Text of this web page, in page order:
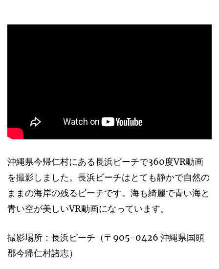
沖縄県今帰仁村にある長浜ビーチで360度VR動画
を撮影しました。長浜ビーチはとても静かで自然の
ままの海岸の残るビーチです。海も綺麗で青い海と
青い空が美しいVR動画になっています。
撮影場所：長浜ビーチ（〒905-0426 沖縄県国頭
郡今帰仁村諸志）